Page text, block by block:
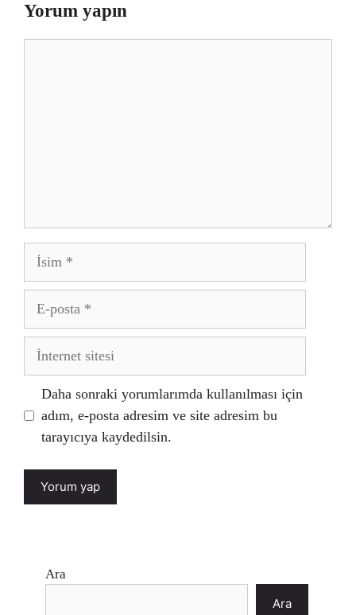
Yorum yapın
İsim
posta
İnternet
Daha sonraki yorumlarımda kullanılması için
adım, e-posta adresim ve site adresim bu
tarayıcıya kaydedilsin.
Ara
Ara